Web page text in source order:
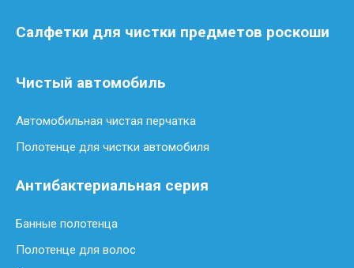
Салфетки для чистки предметов роскоши
Чистый автомобиль
Автомобильная чистая перчатка
Полотенце для чистки автомобиля
Антибактериальная серия
Банные полотенца
Полотенце для волос